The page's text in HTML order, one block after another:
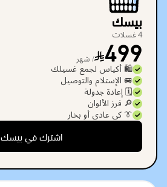
بيسك
4 غسلات
499 / شهر
🛍️ أكياس لجمع غسيلك
🚐 الإستلام والتوصيل
🗓️ إعادة جدولة
🔎 فرز الألوان
👔 كي عادي أو بخار
اشترك في بيسك